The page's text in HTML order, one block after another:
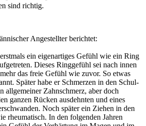
sind richtig.
Angestellter berichtet:
ein eigenartiges Gefühl wie ein Ring
Dieses Ringgefühl sei nach innen
das freie Gefühl wie zuvor. So etwas
Später habe er Schmerzen in den Schul­
allgemeiner Zahnschmerz, aber doch
ganzen Rücken ausdehnten und eines
Noch später ein Ziehen in den
rheumatisch. In den folgenden Jahren